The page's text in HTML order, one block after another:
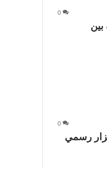
0
بين
0
رسمي